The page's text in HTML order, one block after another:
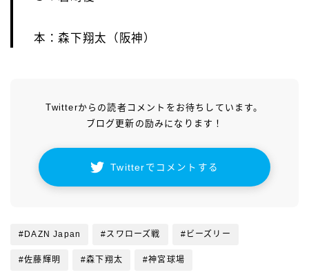
本：森下翔太（阪神）
Twitterからの読者コメントをお待ちしています。
ブログ更新の励みになります！
Twitterでコメントする
#DAZN Japan #スワローズ戦 #ビーズリー
#佐藤輝明 #森下翔太 #神宮球場